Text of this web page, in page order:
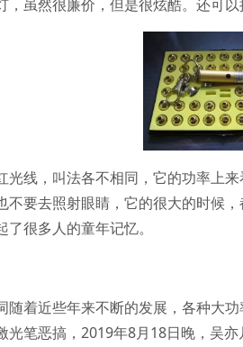
，虽然很廉价，但是很炫酷。还可以
光线，叫法各不相同，它的功率上
不要去照射眼睛，它的很大的时候
很多人的童年记忆。
随着近些年来不断的发展，各种大
光笔恶搞，2019年8月18日晚，吴